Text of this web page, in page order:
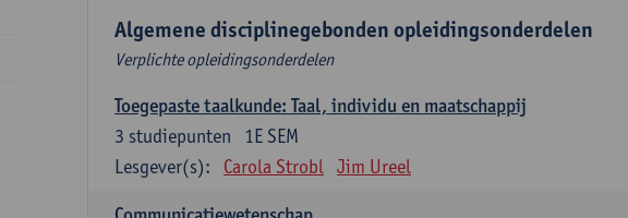
Algemene disciplinegebonden opleidingsonderdelen
Verplichte opleidingsonderdelen
Toegepaste taalkunde: Taal, individu en maatschappij
1E SEM
3 studiepunten
Lesgever(s):
Carola Strobl Jim Ureel